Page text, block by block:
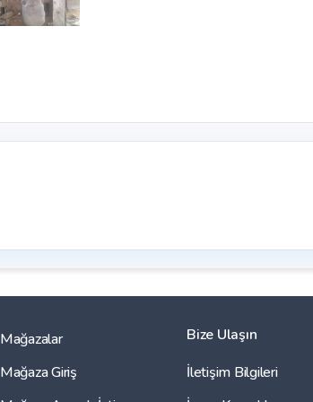
Mağazalar
Mağaza Giriş
Bize Ulaşın
İletişim Bilgileri